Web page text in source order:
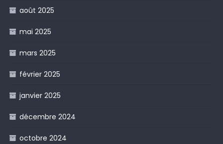
août 2025
mai 2025
mars 2025
février 2025
janvier 2025
décembre 2024
octobre 2024